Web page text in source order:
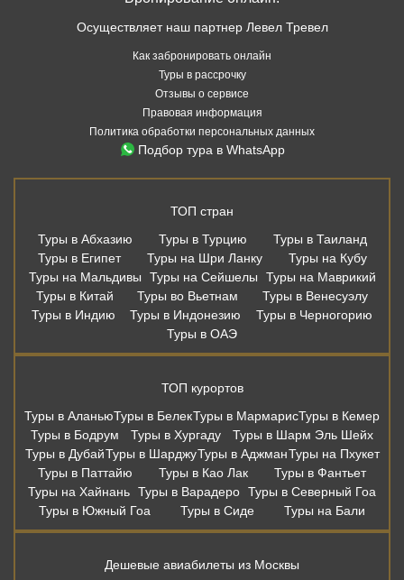
Осуществляет наш партнер Левел Тревел
Как забронировать онлайн
Туры в рассрочку
Отзывы о сервисе
Правовая информация
Политика обработки персональных данных
Подбор тура в WhatsApp
ТОП стран
Туры в Абхазию
Туры в Турцию
Туры в Таиланд
Туры в Египет
Туры на Шри Ланку
Туры на Кубу
Туры на Мальдивы
Туры на Сейшелы
Туры на Маврикий
Туры в Китай
Туры во Вьетнам
Туры в Венесуэлу
Туры в Индию
Туры в Индонезию
Туры в Черногорию
Туры в ОАЭ
ТОП курортов
Туры в АланьюТуры в БелекТуры в МармарисТуры в Кемер
Туры в Бодрум
Туры в Хургаду
Туры в Шарм Эль Шейх
Туры в ДубайТуры в ШарджуТуры в АджманТуры на Пхукет
Туры в Паттайю
Туры в Као Лак
Туры в Фантьет
Туры на Хайнань Туры в Варадеро Туры в Северный Гоа
Туры в Южный Гоа
Туры в Сиде Туры на Бали
Дешевые авиабилеты из Москвы